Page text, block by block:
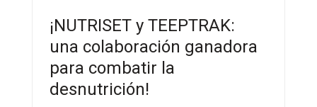
¡NUTRISET y TEEPTRAK:
una colaboración ganadora
para combatir la
desnutrición!